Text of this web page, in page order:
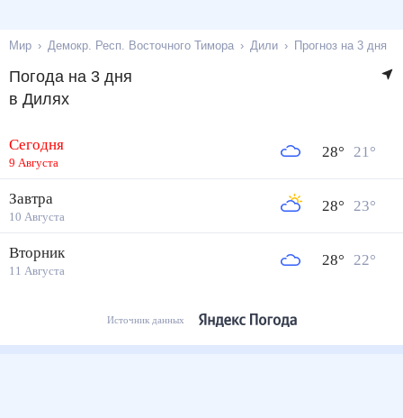
Мир Демокр. Респ. Восточного Тимора Дили Прогноз на 3 дня
Погода на 3 дня
в Дилях
Сегодня
9 Августа
28° 21°
Завтра
10 Августа
28° 23°
Вторник
11 Августа
28° 22°
Источник данных